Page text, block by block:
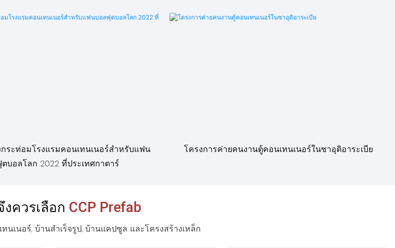
ระท่อมโรงแรมคอนเทนเนอร์สำหรับแฟน
บอลโลก 2022 ที่ประเทศกาตาร์
โครงการค่ายคนงานตู้คอนเทนเนอร์ในซาอุดิอาระเบีย
งควรเลือก CCP Prefab
นเนอร์, บ้านสำเร็จรูป, บ้านแคปซูล และโครงสร้างเหล็ก